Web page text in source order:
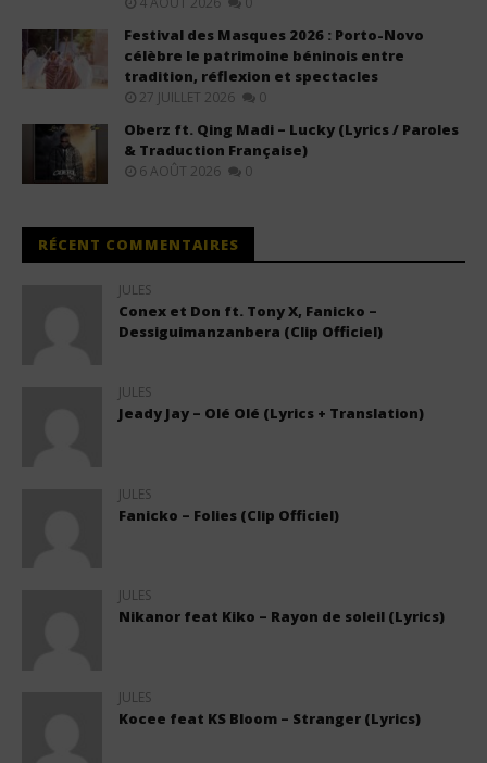
Festival des Masques 2026 : Porto-Novo
célèbre le patrimoine béninois entre
tradition, réflexion et spectacles
27 JUILLET 2026 0
Oberz ft. Qing Madi – Lucky (Lyrics / Paroles
& Traduction Française)
6 AOÛT 2026 0
RÉCENT COMMENTAIRES
JULES
Conex et Don ft. Tony X, Fanicko –
Dessiguimanzanbera (Clip Officiel)
JULES
Jeady Jay – Olé Olé (Lyrics + Translation)
JULES
Fanicko – Folies (Clip Officiel)
JULES
Nikanor feat Kiko – Rayon de soleil (Lyrics)
JULES
Kocee feat KS Bloom – Stranger (Lyrics)